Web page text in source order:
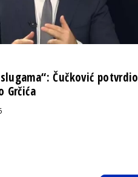
Čučković potvrdio
Grčića